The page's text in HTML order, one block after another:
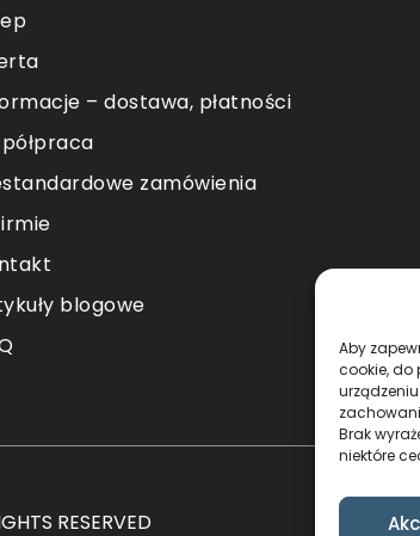
Aby
cookie,
Brak
niektóre
– dostawa, płatności
zamówienia
blogowe
RESERVED